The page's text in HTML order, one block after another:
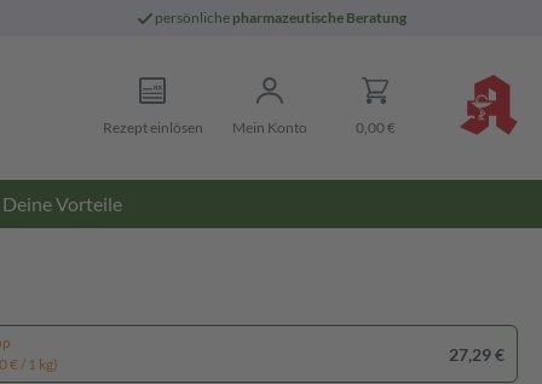
persönliche pharmazeutische Beratung
Rezept einlösen Mein Konto 0,00 €
Deine Vorteile
€ / 1 kg)
27,29 €